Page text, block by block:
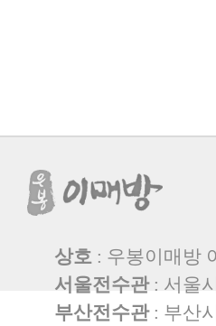
상호 : 우봉이매방
서울전수관: 서울
부산전수관: 부산